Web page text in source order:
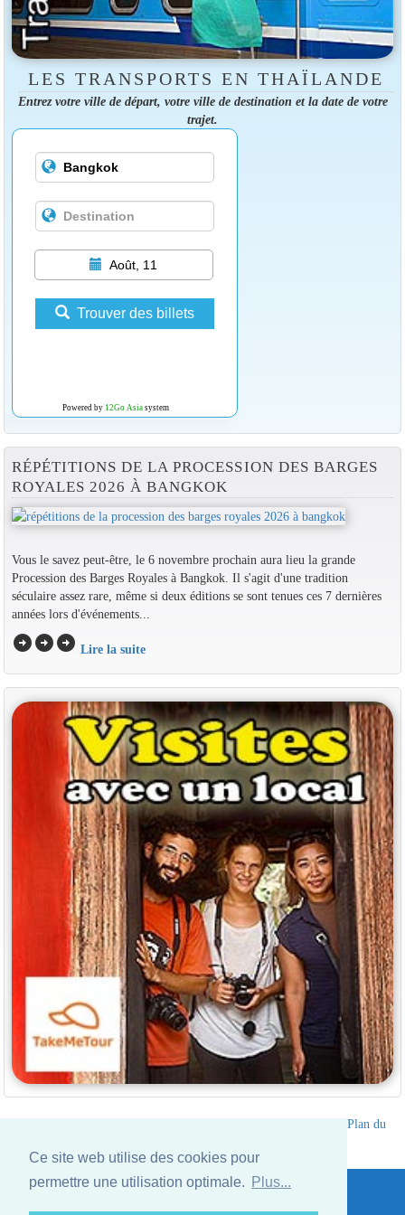
Ce site web utilise des cookies pour
permettre une utilisation optimale.
Plus...
LES TRANSPORTS EN THAÏLANDE
Entrez votre ville de départ, votre ville de destination et la date de votre
trajet.
Août, 11
Trouver des billets
Powered by 12Go Asiasystem
RÉPÉTITIONS DE LA PROCESSION DES BARGES
ROYALES 2026 À BANGKOK
Vous le savez peut-être, le 6 novembre prochain aura lieu la grande
Procession des Barges Royales à Bangkok. Il s'agit d'une tradition
séculaire assez rare, même si deux éditions se sont tenues ces 7 dernières
années lors d'événements...
arrow_circle_rightarrow_circle_rightarrow_circle_right Lire la suite
Plan du
Website © Thailandee.com - 2026